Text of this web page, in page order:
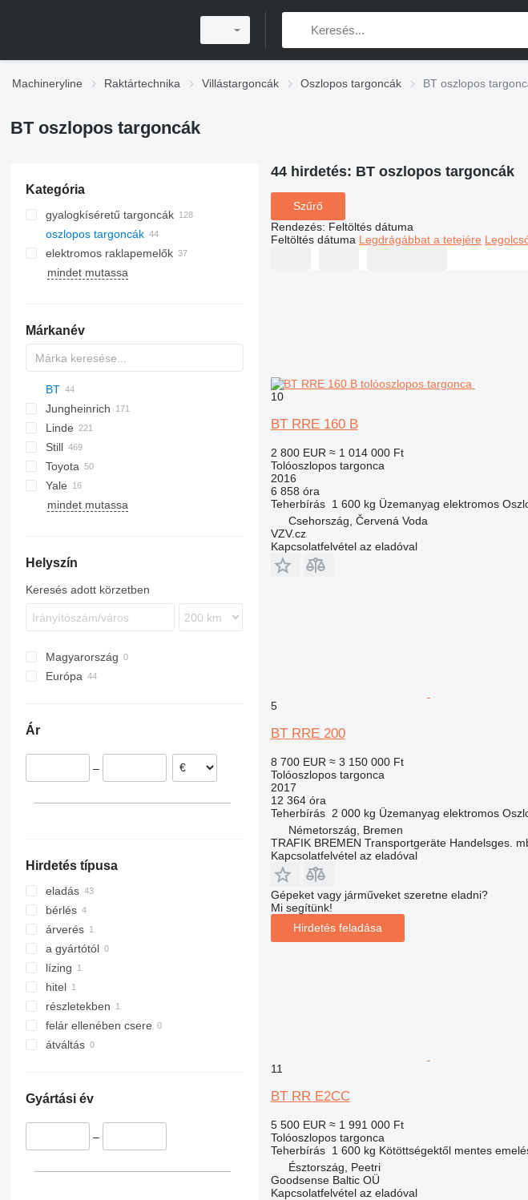
Machineryline Raktártechnika Villástargoncák Oszlopos targoncák BT oszlopos
BT oszlopos targoncák
Kategória
gyalogkíséretű targoncák
oszlopos targoncák
elektromos raklapemelők
mindet mutassa
Márkanév
UNS
BT
FRE
FRE 270
OP 1000 HSE
RR
RRB
RRB 3
RRE
RRE 140
NR
NSR
C-Series
ESR
VD
R-series
RS
Jungheinrich
EKS
ESC
ETM
ETV
DRF
Linde
D-series
E-series
L-series
MM
XR
Neos
WR
Still
FM
FV-X
FXV
Toyota
RRE
SPE
Yale
MR
mindet mutassa
Helyszín
Keresés adott körzetben
Magyarország
Európa
Csehország
Hollandia
Ár
–
Hirdetés típusa
eladás
bérlés
árverés
a gyártótól
lízing
hitel
részletekben
felár ellenében csere
átváltás
Gyártási év
–
44 hirdetés: BT oszlopos targoncák
Szűrő
Rendezés: Feltöltés dátuma
Feltöltés dátuma Legdrágábbat a tetejére
10
BT RRE 160 B
2 800 EUR ≈ 1 014 000 Ft
Tolóoszlopos targonca
2016
6 858 óra
Teherbírás 1 600 kg Üzemanyag elektromos
Csehország, Červená Voda
VZV.cz
Kapcsolatfelvétel az eladóval
5
BT RRE 200
8 700 EUR ≈ 3 150 000 Ft
Tolóoszlopos targonca
2017
12 364 óra
Teherbírás 2 000 kg Üzemanyag elektromos
Németország, Bremen
TRAFIK BREMEN Transportgeräte Handelsges.
Kapcsolatfelvétel az eladóval
Gépeket vagy járműveket szeretne eladni?
Mi segítünk!
Hirdetés feladása
11
BT RR E2CC
5 500 EUR ≈ 1 991 000 Ft
Tolóoszlopos targonca
Teherbírás 1 600 kg Kötöttségektől mentes
Észtország, Peetri
Goodsense Baltic OÜ
Kapcsolatfelvétel az eladóval